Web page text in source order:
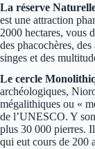
La réserve
est une attraction
2000 hectares, vous
des phacochères,
singes et des
Le cercle
archéologiques,
mégalithiques ou «
de l’UNESCO. Y
plus 30 000 pierres.
qui eut cours de 200